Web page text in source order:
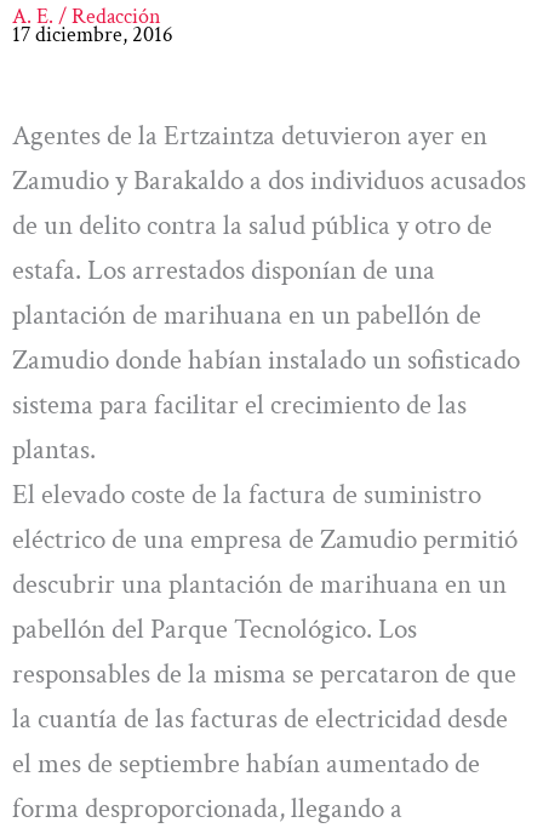
A. E. / Redacción
17 diciembre, 2016
Agentes de la Ertzaintza detuvieron ayer en
Zamudio y Barakaldo a dos individuos acusados
de un delito contra la salud pública y otro de
estafa. Los arrestados disponían de una
plantación de marihuana en un pabellón de
Zamudio donde habían instalado un sofisticado
sistema para facilitar el crecimiento de las
plantas.
El elevado coste de la factura de suministro
eléctrico de una empresa de Zamudio permitió
descubrir una plantación de marihuana en un
pabellón del Parque Tecnológico. Los
responsables de la misma se percataron de que
la cuantía de las facturas de electricidad desde
el mes de septiembre habían aumentado de
forma desproporcionada, llegando a